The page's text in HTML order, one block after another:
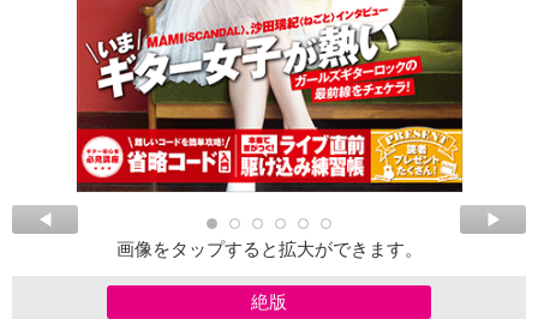
画像をタップすると拡大ができます。
絶版